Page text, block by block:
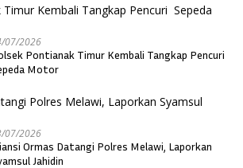
07/2026
Pontianak Timur Kembali Tangkap Pencuri
Motor
07/2026
Ormas Datangi Polres Melawi, Laporkan
Jahidin